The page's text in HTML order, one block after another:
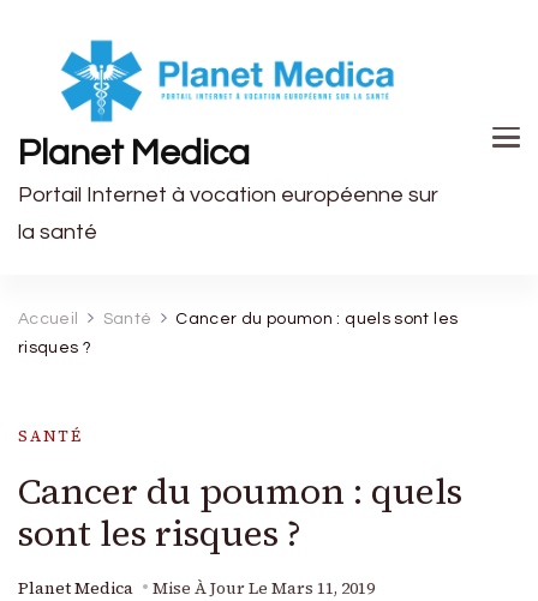
Planet Medica
Portail Internet à vocation européenne sur
la santé
Accueil Santé
Cancer du poumon : quels sont les
risques ?
SANTÉ
Cancer du poumon : quels
sont les risques ?
Planet Medica Mise À Jour Le Mars 11, 2019